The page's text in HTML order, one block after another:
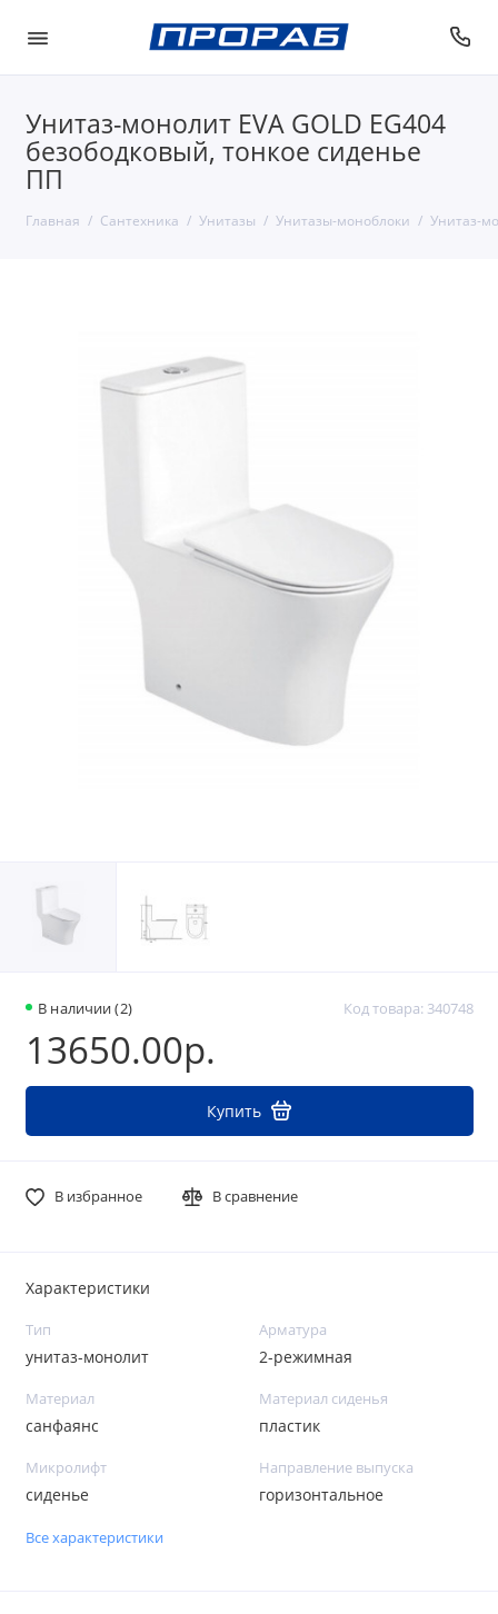
Унитаз-монолит EVA GOLD EG404
безободковый, тонкое сиденье
ПП
Главная Сантехника Унитазы Унитазы-моноблоки Унитаз-
В наличии (2) Код товара: 340748
13650.00р.
Купить
В избранное В сравнение
Характеристики
Тип
унитаз-монолит
Арматура
2-режимная
Материал
санфаянс
Материал сиденья
пластик
Микролифт
сиденье
Направление выпуска
горизонтальное
Все характеристики